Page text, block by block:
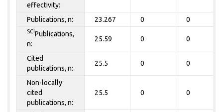
effectivity:
Publications, n: 23.267 0 0
SCI Publications,
n:
25.59 0 0
Cited
publications, n:
25.5 0 0
Non-locally
cited
publications, n:
25.5 0 0